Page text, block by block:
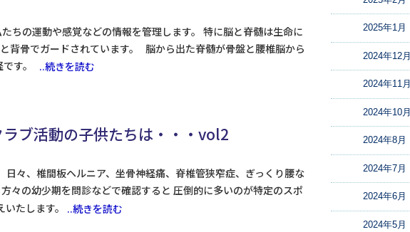
ちの運動や感覚などの情報を管理します。 特に脳と脊髄は生命に
背骨でガードされています。 脳から出た脊髄が骨盤と腰椎脳から
す。 ..続きを読む
ブ活動の子供たちは・・・vol2
々、椎間板ヘルニア、坐骨神経痛、脊椎管狭窄症、ぎっくり腰な
々の幼少期を問診などで確認すると 圧倒的に多いのが特定のスポ
たします。 ..続きを読む
2025年1月
2024年12月
2024年11月
2024年10月
2024年8月
2024年7月
2024年6月
2024年5月